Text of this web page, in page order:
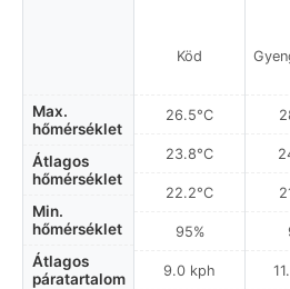
Max.
hőmérséklet
Átlagos
hőmérséklet
Min.
hőmérséklet
Átlagos
páratartalom
Köd
26.5°C
23.8°C
22.2°C
95%
9.0 kph